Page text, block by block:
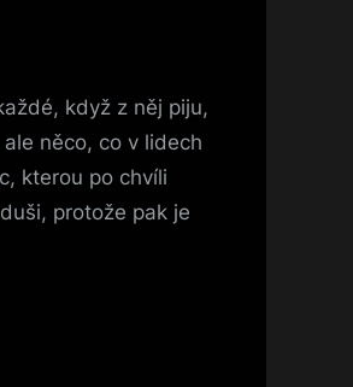
když z něj piju,
něco, co v lidech
kterou po chvíli
protože pak je